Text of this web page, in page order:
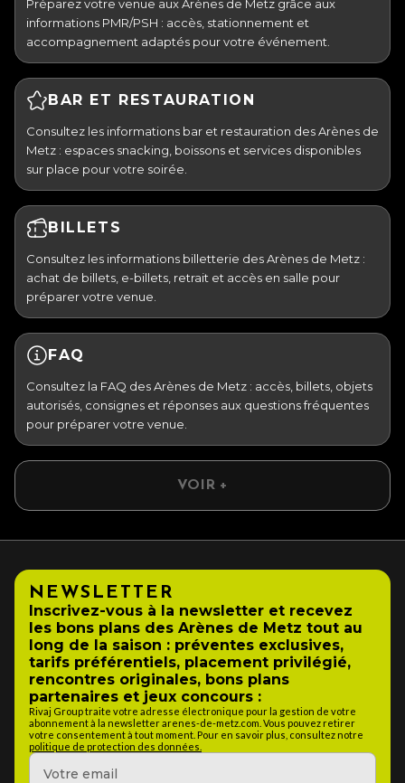
Préparez votre venue aux Arènes de Metz grâce aux
informations PMR/PSH : accès, stationnement et
accompagnement adaptés pour votre événement.
BAR ET RESTAURATION
Consultez les informations bar et restauration des Arènes de
Metz : espaces snacking, boissons et services disponibles
sur place pour votre soirée.
BILLETS
Consultez les informations billetterie des Arènes de Metz :
achat de billets, e-billets, retrait et accès en salle pour
préparer votre venue.
FAQ
Consultez la FAQ des Arènes de Metz : accès, billets, objets
autorisés, consignes et réponses aux questions fréquentes
pour préparer votre venue.
VOIR +
NEWSLETTER
Inscrivez-vous à la newsletter et recevez
les bons plans des Arènes de Metz tout au
long de la saison : préventes exclusives,
tarifs préférentiels, placement privilégié,
rencontres originales, bons plans
partenaires et jeux concours :
Rivaj Group traite votre adresse électronique pour la gestion de votre
abonnement à la newsletter arenes-de-metz.com. Vous pouvez retirer
votre consentement à tout moment. Pour en savoir plus, consultez notre
politique de protection des données.